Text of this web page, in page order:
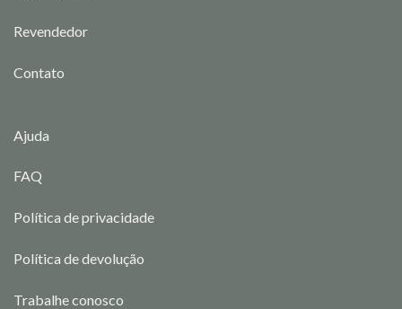
Revendedor
Contato
Ajuda
FAQ
Política de privacidade
Política de devolução
Trabalhe conosco